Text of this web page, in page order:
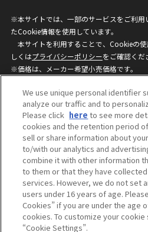
※本サイトでは、一部のサービスをご利用
たCookie情報を使用しています。
本サイトを利用することで、Cookieの
しくはプライバシーポリシーをご確認くだ
※価格は、メーカー希望小売価格です。
ざいますのでご了承ください。
privacypolicy
ウェブサイトご利用条件
個人情報保護方針
©BANDAI
We use unique personal identifier
analyze our traffic and to
Please click here to see more
cookies and the retention period
sell or share information about
to/with our analytics and
combine it with other information
to them or that they have
services. However, we do not set
users under 16 years of age.
Cookies” if you are under the age
cookies. To customize your
“Cookie Settings”.